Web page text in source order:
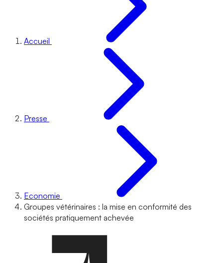
Accueil
Presse
Economie
Groupes vétérinaires : la mise en conformité des
sociétés pratiquement achevée